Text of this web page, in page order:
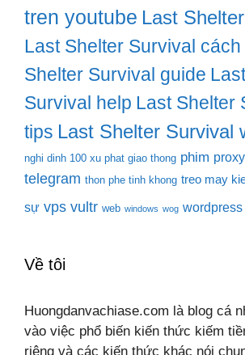
tren youtube Last
Last Shelter Survival
Shelter Survival guide
Survival help Last Shelter
tips Last Shelter Survival
nghi dinh 100 xu phat giao thong phim proxy
telegram thon phe tinh khong treo may
sự vps vultr web windows wog wordpress
Về tôi
Huongdanvachiase.com là blog cá
vào việc phổ biến kiến thức kiếm
riêng và các kiến thức khác nói